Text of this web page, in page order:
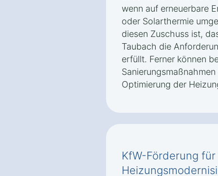
wenn auf erneuerbare
oder Solarthermie
diesen Zuschuss ist,
Taubach die
erfüllt. Ferner können
Optimierung der
KfW-Förderung für